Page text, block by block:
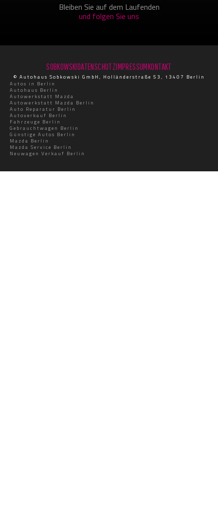
Bleiben Sie auf dem Laufenden
und folgen Sie uns
SOBKOWSKIDATENSCHUTZIMPRESSUMKONTAKT
© Autohaus Sobkowski GmbH, Holländerstraße 53, 13407 Berlin
Autos in Berlin
Autohaus Berlin
Autowerkstatt Mazda
Autowerkstatt Mazda Berlin
Auto Reparatur Berlin
Autoverkauf Berlin
Fahrzeuge Berlin
Gebrauchtwagen Berlin
Günstige Autos Berlin
Mazda Berlin
Mazda Service Berlin
Neuwagen Verkauf Berlin